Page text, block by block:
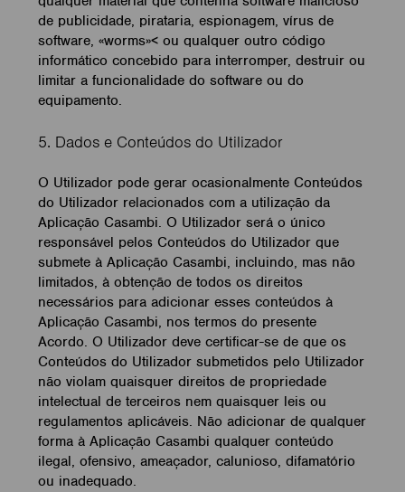
de publicidade, pirataria, espionagem, vírus de
software, «worms»< ou qualquer outro código
informático concebido para interromper, destruir ou
limitar a funcionalidade do software ou do
equipamento.
5. Dados e Conteúdos do Utilizador
O Utilizador pode gerar ocasionalmente Conteúdos
do Utilizador relacionados com a utilização da
Aplicação Casambi. O Utilizador será o único
responsável pelos Conteúdos do Utilizador que
submete à Aplicação Casambi, incluindo, mas não
limitados, à obtenção de todos os direitos
necessários para adicionar esses conteúdos à
Aplicação Casambi, nos termos do presente
Acordo. O Utilizador deve certificar-se de que os
Conteúdos do Utilizador submetidos pelo Utilizador
não violam quaisquer direitos de propriedade
intelectual de terceiros nem quaisquer leis ou
regulamentos aplicáveis. Não adicionar de qualquer
forma à Aplicação Casambi qualquer conteúdo
ilegal, ofensivo, ameaçador, calunioso, difamatório
ou inadequado.